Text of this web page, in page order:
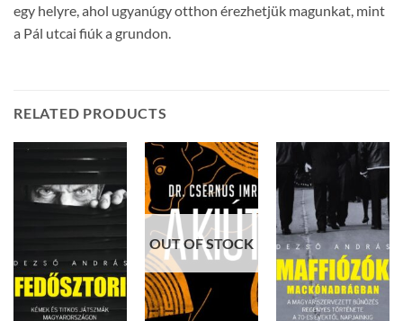
egy helyre, ahol ugyanúgy otthon érezhetjük magunkat, mint
a Pál utcai fiúk a grundon.
RELATED PRODUCTS
OUT OF STOCK